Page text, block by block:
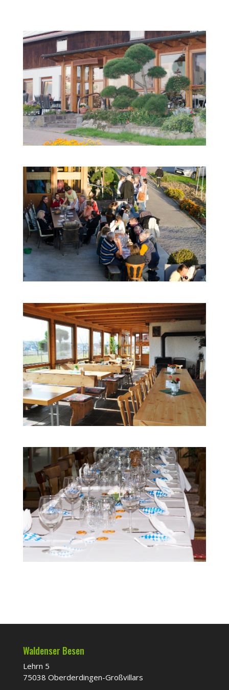
Waldenser Besen
Lehrn 5
75038 Oberderdingen-Großvillars